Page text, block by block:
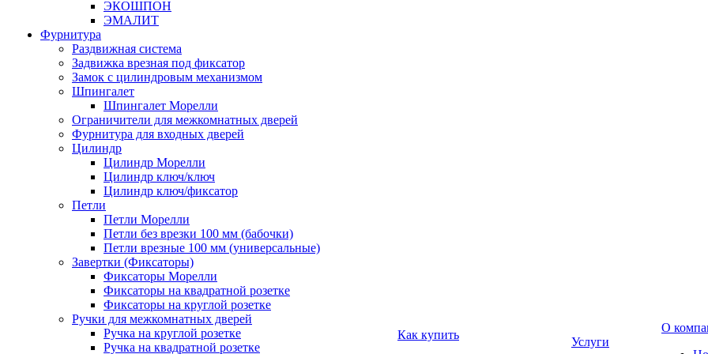
ЭКОШПОН
ЭМАЛИТ
Фурнитура
Раздвижная система
Задвижка врезная под фиксатор
Замок с цилиндровым механизмом
Шпингалет
Шпингалет Морелли
Ограничители для межкомнатных дверей
Фурнитура для входных дверей
Цилиндр
Цилиндр Морелли
Цилиндр ключ/ключ
Цилиндр ключ/фиксатор
Петли
Петли Морелли
Петли без врезки 100 мм (бабочки)
Петли врезные 100 мм (универсальные)
Завертки (Фиксаторы)
Фиксаторы Морелли
Фиксаторы на квадратной розетке
Фиксаторы на круглой розетке
Ручки для межкомнатных дверей
Ручка на круглой розетке
Ручка на квадратной розетке
Как купить
Услуги
О